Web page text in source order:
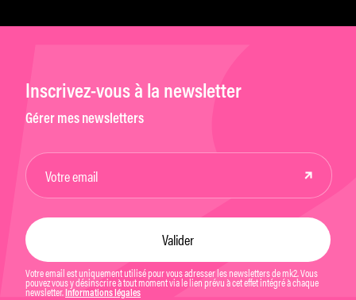
Inscrivez-vous à la newsletter
Gérer mes newsletters
Votre email est uniquement utilisé pour vous adresser les newsletters de mk2. Vous
pouvez vous y désinscrire à tout moment via le lien prévu à cet effet intégré à chaque
newsletter. Informations légales